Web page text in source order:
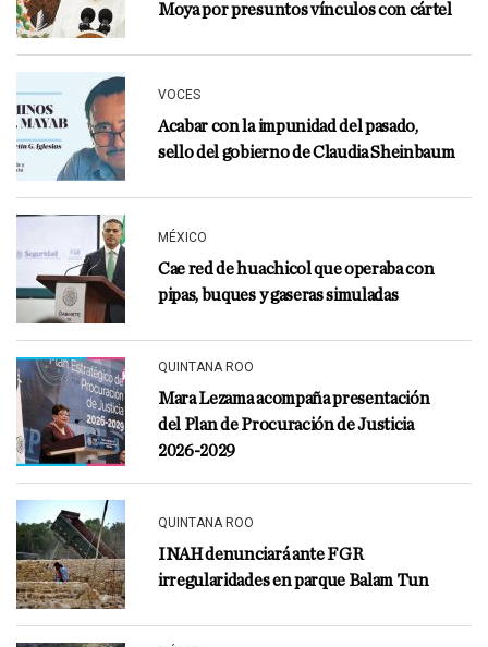
Moya por presuntos vínculos con cártel
VOCES
Acabar con la impunidad del pasado,
sello del gobierno de Claudia Sheinbaum
MÉXICO
Cae red de huachicol que operaba con
pipas, buques y gaseras simuladas
QUINTANA ROO
Mara Lezama acompaña presentación
del Plan de Procuración de Justicia
2026-2029
QUINTANA ROO
INAH denunciará ante FGR
irregularidades en parque Balam Tun